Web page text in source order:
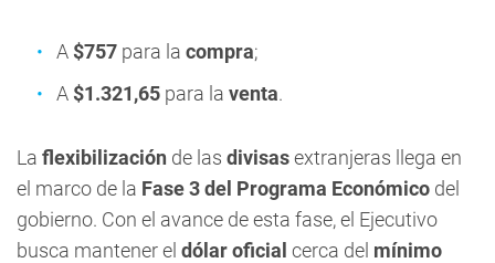
A $757 para la compra;
A $1.321,65 para la venta.
La flexibilización de las divisasextranjeras llega en
el marco de la Fase 3 del Programa Económico del
gobierno. Con el avance de esta fase, el Ejecutivo
busca mantener el dólar oficial cerca del mínimo